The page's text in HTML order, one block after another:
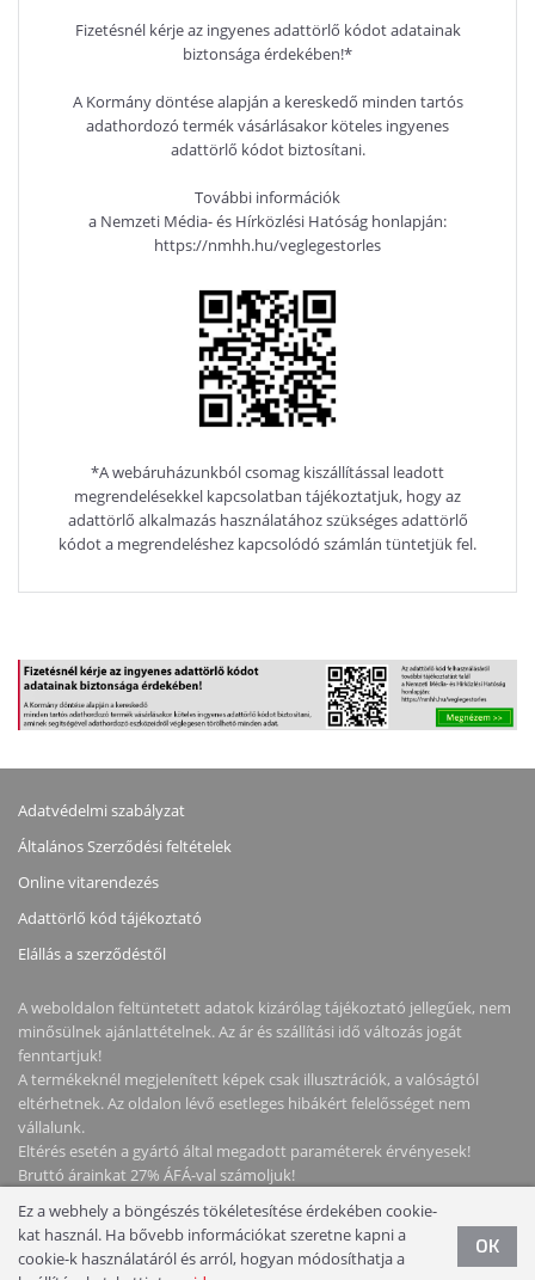
Fizetésnél kérje az ingyenes adattörlő kódot adatainak
biztonsága érdekében!*
A Kormány döntése alapján a kereskedő minden tartós
adathordozó termék vásárlásakor köteles ingyenes
adattörlő kódot biztosítani.
További információk
a Nemzeti Média- és Hírközlési Hatóság honlapján:
https://nmhh.hu/veglegestorles
*A webáruházunkból csomag kiszállítással leadott
megrendelésekkel kapcsolatban tájékoztatjuk, hogy az
adattörlő alkalmazás használatához szükséges adattörlő
kódot a megrendeléshez kapcsolódó számlán tüntetjük fel.
Adatvédelmi szabályzat
Általános Szerződési feltételek
Online vitarendezés
Adattörlő kód tájékoztató
Elállás a szerződéstől
A weboldalon feltüntetett adatok kizárólag tájékoztató jellegűek, nem
minősülnek ajánlattételnek. Az ár és szállítási idő változás jogát
fenntartjuk!
A termékeknél megjelenített képek csak illusztrációk, a valóságtól
eltérhetnek. Az oldalon lévő esetleges hibákért felelősséget nem
vállalunk.
Eltérés esetén a gyártó által megadott paraméterek érvényesek!
Bruttó árainkat 27% ÁFÁ-val számoljuk!
Copyright © 2026 NotebookStore. Minden jog fenntartva!
Ez a webhely a böngészés tökéletesítése érdekében cookie-
kat használ. Ha bővebb információkat szeretne kapni a
cookie-k használatáról és arról, hogyan módosíthatja a
OK